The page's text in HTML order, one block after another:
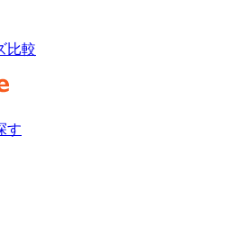
比較
す